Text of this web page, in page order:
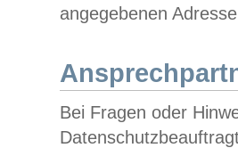
angegebenen
Bei Fragen oder